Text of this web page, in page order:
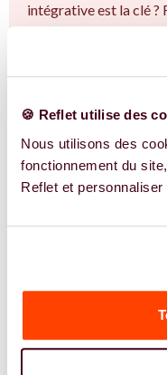
🍪 Reflet utilise des
Nous utilisons des
fonctionnement du
Reflet et personnaliser
intégrative est la clé ?